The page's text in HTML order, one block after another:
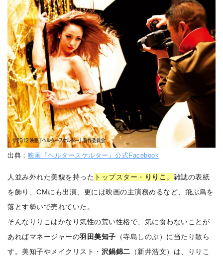
出典： 映画『ヘルタースケルター』公式Facebook
人並み外れた美貌を持った トップスター・ りりこ 。 雑誌の表紙
を飾り、CMにも出演、更には映画の主演務めるなど、飛ぶ鳥を
落とす勢いで売れていた。
そんなりりこはかなり気性の荒い性格で、気に食わないことが
あればマネージャーの羽田美知子 （寺島しのぶ）に当たり散ら
す。美知子やメイクリスト・ 沢鍋錦二 （新井浩文）は、りりこ